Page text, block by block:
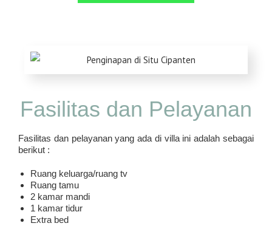
Fasilitas dan Pelayanan
Fasilitas dan pelayanan yang ada di villa ini adalah sebagai
berikut :
Ruang keluarga/ruang tv
Ruang tamu
2 kamar mandi
1 kamar tidur
Extra bed